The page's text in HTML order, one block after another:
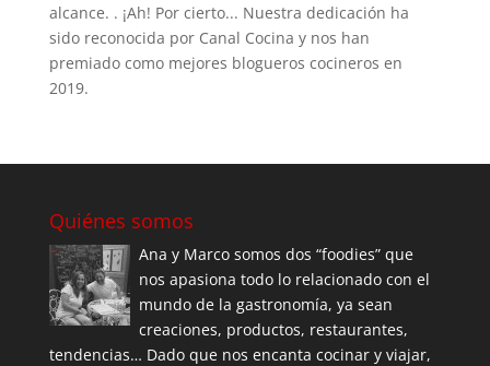
alcance. . ¡Ah! Por cierto... Nuestra dedicación ha
sido reconocida por Canal Cocina y nos han
premiado como mejores blogueros cocineros en
2019.
Quiénes somos
Ana y Marco somos dos “foodies” que
nos apasiona todo lo relacionado con el
mundo de la gastronomía, ya sean
creaciones, productos, restaurantes,
tendencias… Dado que nos encanta cocinar y viajar,